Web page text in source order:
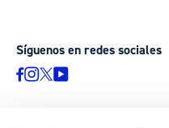
Síguenos en redes sociales